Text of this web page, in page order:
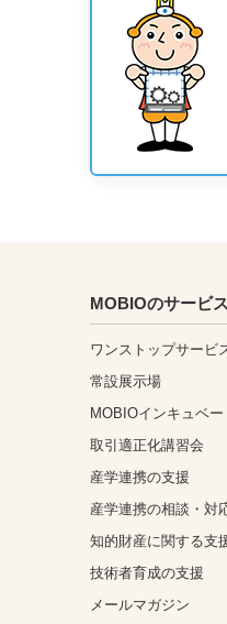
MOBIOのサービス
ワンストップサービ
常設展示場
MOBIOインキュベー
取引適正化講習会
産学連携の支援
産学連携の相談・対
知的財産に関する支
技術者育成の支援
メールマガジン